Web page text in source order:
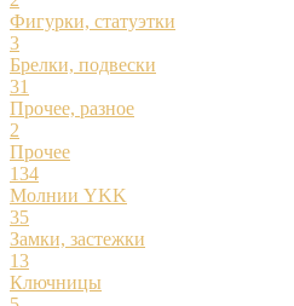
Фигурки, статуэтки
3
Брелки, подвески
31
Прочее, разное
2
Прочее
134
Молнии YKK
35
Замки, застежки
13
Ключницы